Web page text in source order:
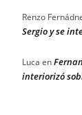
Renzo
Sergio y se
Luca en
interiorizó